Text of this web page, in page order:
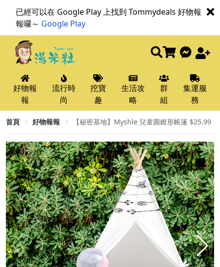
已經可以在 Google Play 上找到 Tommydeals 好物報
報囉～ Google Play
好物報
報
流行時
尚
挖寶
趣
生活攻
略
群
組
集運服
務
首頁 好物報報 【秘密基地】Myshle 兒童圓錐形帳篷 $25.99